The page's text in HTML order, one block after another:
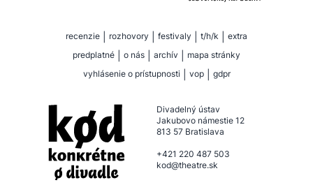
recenzie rozhovory festivaly t/h/k
extra
predplatné
o nás archív
mapa stránky
vyhlásenie o prístupnosti
vop gdpr
Divadelný ústav
Jakubovo námestie 12
813 57 Bratislava
+421 220 487 503
kod@theatre.sk